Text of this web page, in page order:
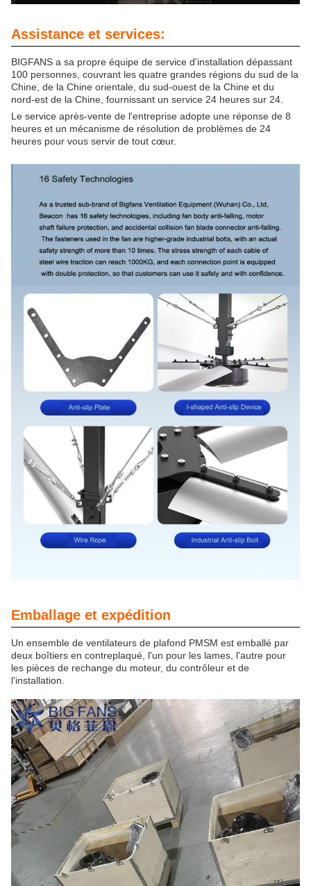
Assistance et services:
BIGFANS a sa propre équipe de service d'installation dépassant
100 personnes, couvrant les quatre grandes régions du sud de la
Chine, de la Chine orientale, du sud-ouest de la Chine et du
nord-est de la Chine, fournissant un service 24 heures sur 24.
Le service après-vente de l'entreprise adopte une réponse de 8
heures et un mécanisme de résolution de problèmes de 24
heures pour vous servir de tout cœur.
Emballage et expédition
Un ensemble de ventilateurs de plafond PMSM est emballé par
deux boîtiers en contreplaqué, l'un pour les lames, l'autre pour
les pièces de rechange du moteur, du contrôleur et de
l'installation.